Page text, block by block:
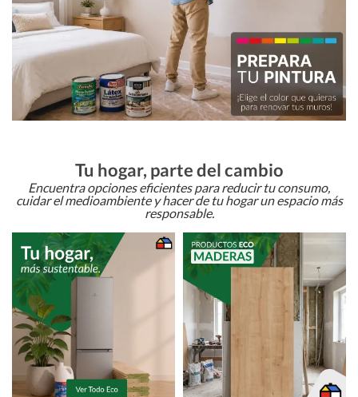
Tu hogar, parte del cambio
Encuentra opciones eficientes para reducir tu consumo,
cuidar el medioambiente y hacer de tu hogar un espacio más
responsable.